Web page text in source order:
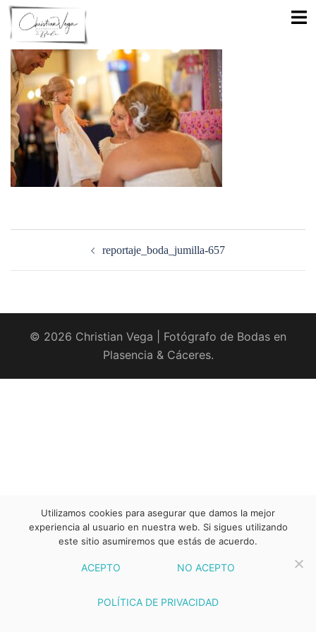
Saltar
contenido
reportaje_boda_jumilla-657
© 2026 Christian Vega | Fotógrafo de Bodas en
Plasencia & Cáceres.
Utilizamos cookies para asegurar que damos la mejor
experiencia al usuario en nuestra web. Si sigues utilizando
este sitio asumiremos que estás de acuerdo.
ACEPTO NO ACEPTO
POLÍTICA DE PRIVACIDAD